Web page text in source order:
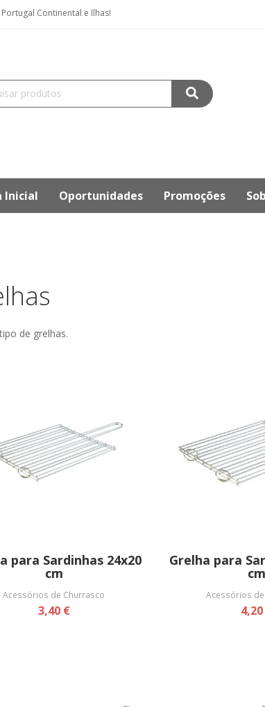
Continental e Ilhas!
Inicial Oportunidades Promoções
de grelhas.
para Sardinhas 24x20
cm
Acessórios de Churrasco
3,40 €
Grelha para
cm
Acessórios